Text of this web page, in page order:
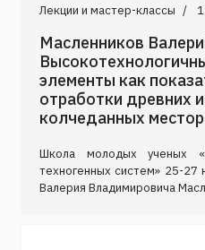
Лекции и мастер-классы
Масленников
элементы как
отработки древних
колчеданных
Школа молодых ученых
техногенных систем» 25-27
Валерия Владимировича